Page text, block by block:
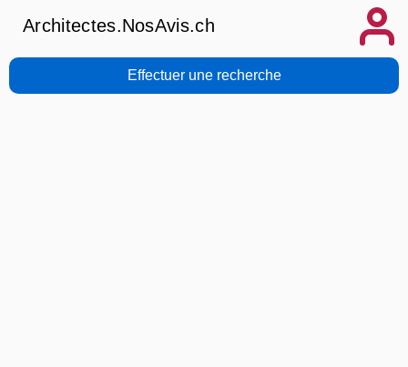
Architectes.NosAvis.ch
Effectuer une recherche